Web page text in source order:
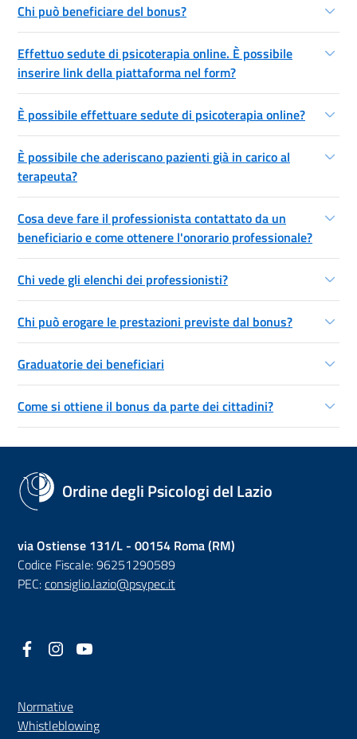
Chi può beneficiare del bonus?
Effettuo sedute di psicoterapia online. È possibile
inserire link della piattaforma nel form?
È possibile effettuare sedute di psicoterapia online?
È possibile che aderiscano pazienti già in carico al
terapeuta?
Cosa deve fare il professionista contattato da un
beneficiario e come ottenere l'onorario professionale?
Chi vede gli elenchi dei professionisti?
Chi può erogare le prestazioni previste dal bonus?
Graduatorie dei beneficiari
Come si ottiene il bonus da parte dei cittadini?
Ordine degli Psicologi del Lazio
via Ostiense 131/L - 00154 Roma (RM)
Codice Fiscale: 96251290589
PEC:consiglio.lazio@psypec.it
Facebook
(nuova scheda - new tab)
Instagram
(nuova scheda - new tab)
Normative
Whistleblowing(nuova scheda - new tab)